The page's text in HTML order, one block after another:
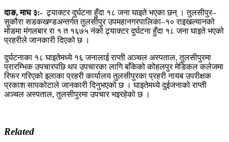
दाङ,माघ ३:- ट्र्याक्टर दुर्घटना हुँदा १८ जना घाइते भएका छन् । तुलसीपुर–
सुकौरा सडकखण्डअन्तर्गत तुलसीपुर उपमहानगरपालिका–१० राइखल्यानको
मोडमा मंगलबार रा १ त १६७५ नंको ट्र्याक्टर दुर्घटना हुँदा १८ जना घाइते भएको
प्रहरीले जानकारी दिएको छ ।
दुर्घटनाका १८ घाइतेमध्ये १६ जनालाई राप्ती अञ्चल अस्पताल, तुलसीपुरमा
प्रारम्भिक उपचारपछि थप उपचारका लागि बाँकेको कोहलपुर मेडिकल कलेजमा
रिफर गरिएको इलाका प्रहरी कार्यालय तुलसीपुरका प्रहरी नायब उपरीक्षक
प्रकाश सापकोटाले जानकारी दिनुभएको छ । घाइतेमध्ये दुईजनाको राप्ती
अञ्चल अस्पताल, तुलसीपुरमा उपचार भइरहेको छ ।
Related